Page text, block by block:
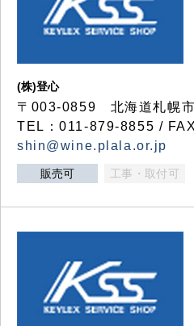
(株)登心
〒003-0859 北海道札幌
TEL：011-879-8855 /
shin@wine.plala.or.jp
販売可 工事・取付可